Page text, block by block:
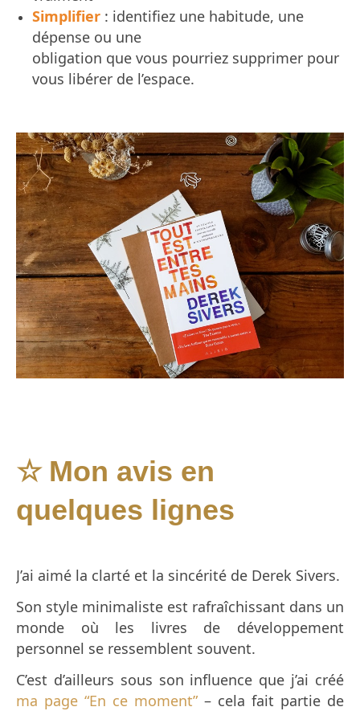
Simplifier : identifiez une habitude, une
dépense ou une
obligation que vous pourriez supprimer pour
vous libérer de l’espace.
☆ Mon avis en
quelques lignes
J’ai aimé la clarté et la sincérité de Derek Sivers.
Son style minimaliste est rafraîchissant dans un
monde où les livres de développement
personnel se ressemblent souvent.
C’est d’ailleurs sous son influence que j’ai créé
ma page “En ce moment” – cela fait partie de